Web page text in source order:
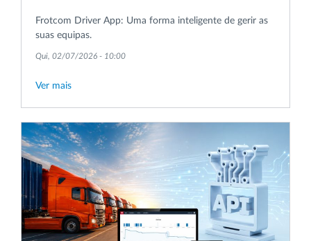
Frotcom Driver App: Uma forma inteligente de gerir as
suas equipas.
Qui, 02/07/2026 - 10:00
Ver mais